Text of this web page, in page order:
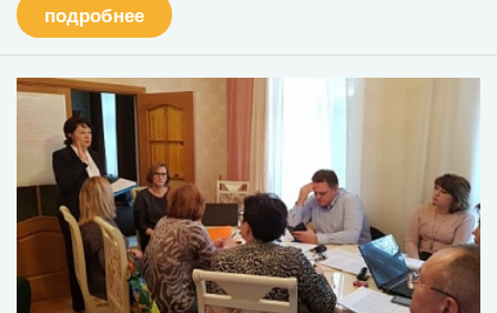
подробнее